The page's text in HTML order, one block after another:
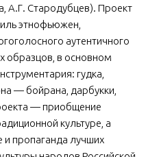
А.Г. Стародубцев). Проект
этнофьюжен,
аутентичного
образцов, в основном
гудка,
— бойрана, дарбукки,
— приобщение
культуре, а
и пропаганда лучших